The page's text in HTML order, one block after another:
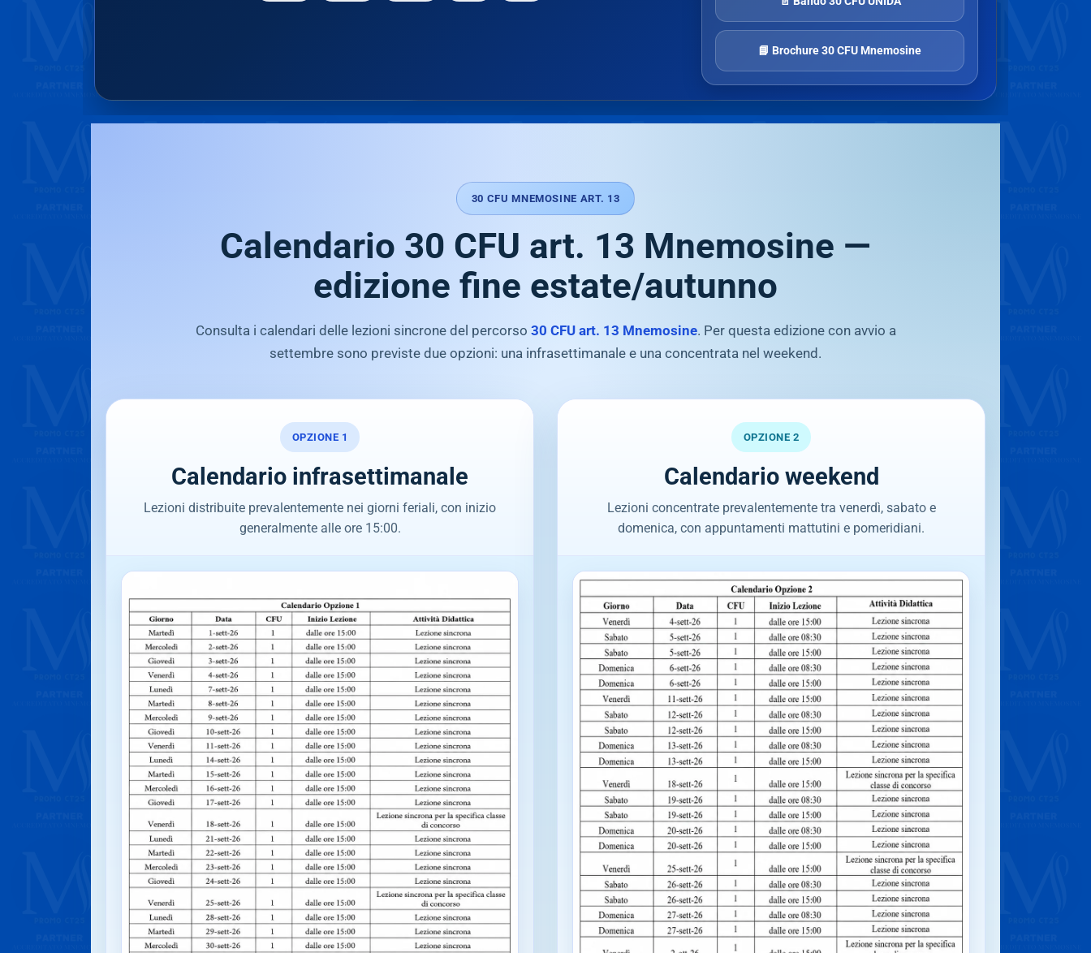
📘 Brochure 30 CFU Mnemosine
30 CFU MNEMOSINE ART. 13
Calendario 30 CFU art. 13 Mnemosine —
edizione fine estate/autunno
Consulta i calendari delle lezioni sincrone del percorso 30 CFU art. 13 Mnemosine. Per questa edizione con avvio a
settembre sono previste due opzioni: una infrasettimanale e una concentrata nel weekend.
OPZIONE 1
Calendario infrasettimanale
Lezioni distribuite prevalentemente nei giorni feriali, con inizio
generalmente alle ore 15:00.
OPZIONE 2
Calendario weekend
Lezioni concentrate prevalentemente tra venerdì, sabato e
domenica, con appuntamenti mattutini e pomeridiani.